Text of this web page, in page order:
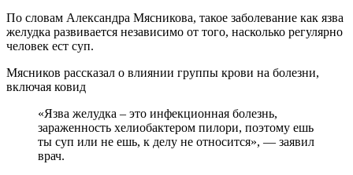
По словам Александра Мясникова, такое заболевание как язва
желудка развивается независимо от того, насколько регулярно
человек ест суп.
Мясников рассказал о влиянии группы крови на болезни,
включая ковид
«Язва желудка – это инфекционная болезнь,
зараженность хелиобактером пилори, поэтому ешь
ты суп или не ешь, к делу не относится», — заявил
врач.